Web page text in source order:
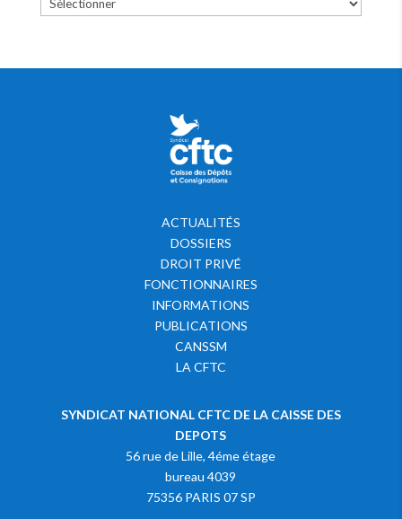
ACTUALITÉS
DOSSIERS
DROIT PRIVÉ
FONCTIONNAIRES
INFORMATIONS
PUBLICATIONS
CANSSM
LA CFTC
SYNDICAT NATIONAL CFTC DE LA CAISSE DES
DEPOTS
56 rue de Lille, 4éme étage
bureau 4039
75356 PARIS 07 SP